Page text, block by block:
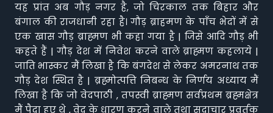
यह प्रांत अब गौड़ नगर है, जो चिरकाल तक बिहार और
बंगाल की राजधानी रहा है। गौड़ ब्राहमण के पाँच भेदों में से
एक खास गौड़ ब्राह्मण भी कहा गया है | जिसे आदि गौड़ भी
कहते हैं | गौड़ देश में निवेश करने वाले ब्राह्मण कहलाये |
जाति भास्कर मैं लिखा है कि बंगदेश से लेकर अमरनाथ तक
गौड़ देश स्थित है | ब्रह्मोत्पत्ति निबन्ध के निर्णय अध्याय मैं
लिखा है कि जो वेदपाठी , तपस्वी ब्राह्मण सर्वप्रथम ब्रह्मक्षेत्र
मैं पैदा हुए थे , वेद के धारण करने वाले तथा सदाचार प्रवर्तक